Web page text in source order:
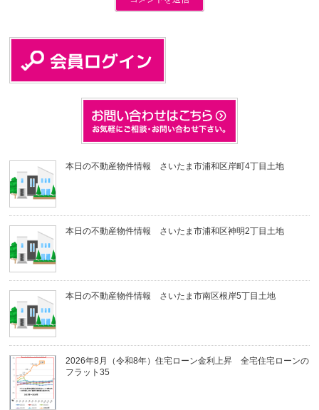
本日の不動産物件情報 さいたま市浦和区岸町4丁目土地
本日の不動産物件情報 さいたま市浦和区神明2丁目土地
本日の不動産物件情報 さいたま市南区根岸5丁目土地
2026年8月（令和8年）住宅ローン金利上昇 全宅住宅ローンの
フラット35